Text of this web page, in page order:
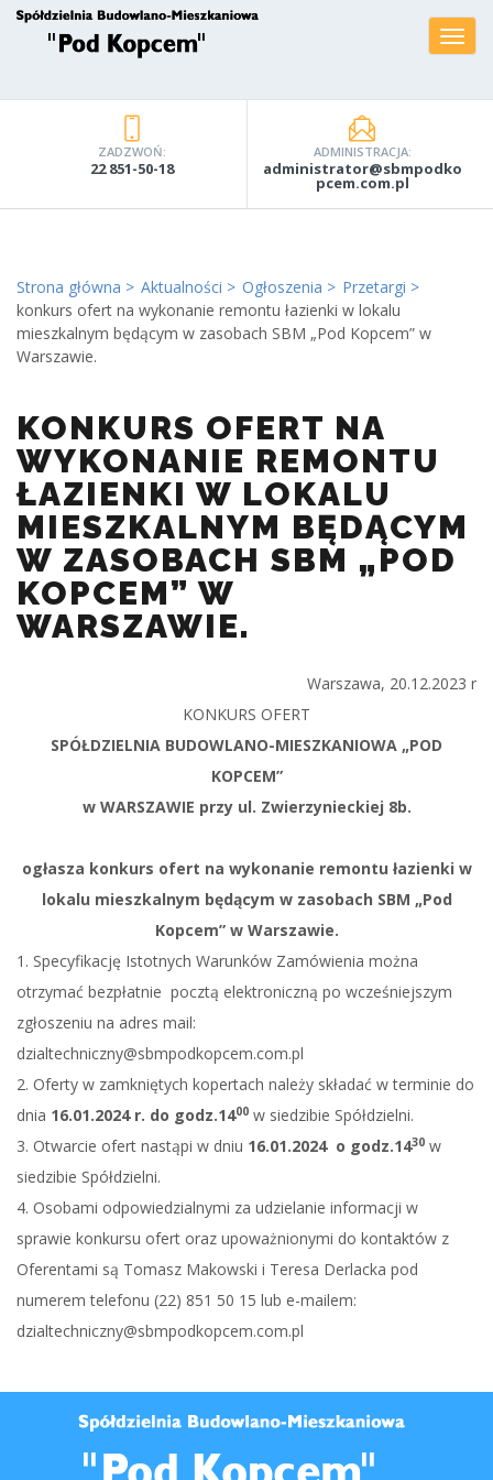
ZADZWOŃ:
22 851-50-18
ADMINISTRACJA:
administrator@sbmpodko
pcem.com.pl
Strona główna Aktualności Ogłoszenia
Przetargi
konkurs ofert na wykonanie remontu łazienki w lokalu
mieszkalnym będącym w zasobach SBM „Pod Kopcem” w
Warszawie.
KONKURS OFERT NA
WYKONANIE REMONTU
ŁAZIENKI W LOKALU
MIESZKALNYM BĘDĄCYM
W ZASOBACH SBM „POD
KOPCEM” W
WARSZAWIE.
Warszawa, 20.12.2023 r
KONKURS OFERT
SPÓŁDZIELNIA BUDOWLANO-MIESZKANIOWA „POD
KOPCEM”
w WARSZAWIE przy ul. Zwierzynieckiej 8b.
ogłasza konkurs ofert na wykonanie remontu łazienki w
lokalu mieszkalnym będącym w zasobach SBM „Pod
Kopcem” w Warszawie.
1. Specyfikację Istotnych Warunków Zamówienia można
otrzymać bezpłatnie pocztą elektroniczną po wcześniejszym
zgłoszeniu na adres mail:
dzialtechniczny@sbmpodkopcem.com.pl
2. Oferty w zamkniętych kopertach należy składać w terminie do
dnia 16.01.2024 r. do godz.1400 w siedzibie Spółdzielni.
3. Otwarcie ofert nastąpi w dniu 16.01.2024 o godz.1430 w
siedzibie Spółdzielni.
4. Osobami odpowiedzialnymi za udzielanie informacji w
sprawie konkursu ofert oraz upoważnionymi do kontaktów z
Oferentami są Tomasz Makowski i Teresa Derlacka pod
numerem telefonu (22) 851 50 15 lub e-mailem:
dzialtechniczny@sbmpodkopcem.com.pl